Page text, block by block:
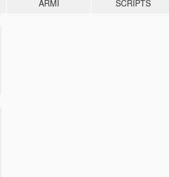
ARMI SCRIPTS